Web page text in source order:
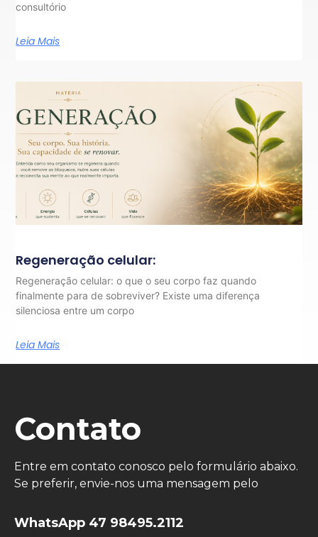
consultório
Leia Mais
Regeneração celular:
Regeneração celular: o que o seu corpo faz quando
finalmente para de sobreviver? Existe uma diferença
silenciosa entre um corpo
Leia Mais
Contato
Entre em contato conosco pelo formulário abaixo.
Se preferir, envie-nos uma mensagem pelo
WhatsApp 47 98495.2112